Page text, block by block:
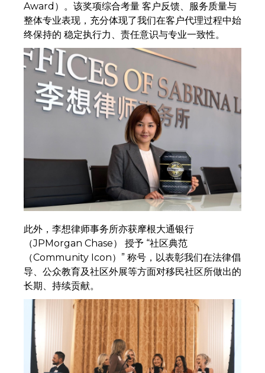
Award）。该奖项综合考量 客户反馈、服务质量与
整体专业表现，充分体现了我们在客户代理过程中始
终保持的 稳定执行力、责任意识与专业一致性。
此外，李想律师事务所亦获摩根大通银行
（JPMorgan Chase） 授予 “社区典范
（Community Icon）” 称号，以表彰我们在法律倡
导、公众教育及社区外展等方面对移民社区所做出的
长期、持续贡献。